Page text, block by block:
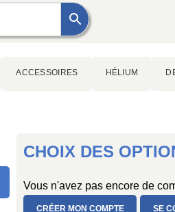
ACCESSOIRES HÉLIUM
CHOIX DES
Vous n'avez pas encore de
CRÉER MON COMPTE SE